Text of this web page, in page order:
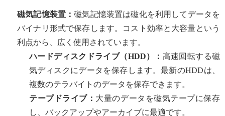
磁気記憶装置：磁気記憶装置は磁化を利用してデータを
バイナリ形式で保存します。コスト効率と大容量という
利点から、広く使用されています。
ハードディスクドライブ（HDD）： 高速回転する磁
気ディスクにデータを保存します。最新のHDDは、
複数のテラバイトのデータを保存できます。
テープドライブ： 大量のデータを磁気テープに保存
し、バックアップやアーカイブに最適です。